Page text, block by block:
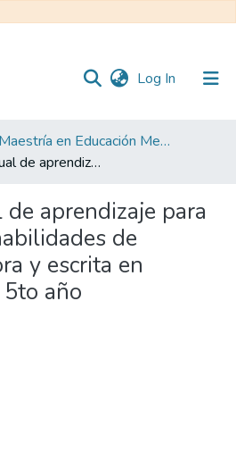
Log In (current)
Maestría en Educación Mención en Pedagogía en Entornos Digitales
Entorno virtual de aprendizaje para fortalecer las habilidades de expresión lectora y escrita en estudiantes de 5to año
aprendizaje para
de
y escrita en
año